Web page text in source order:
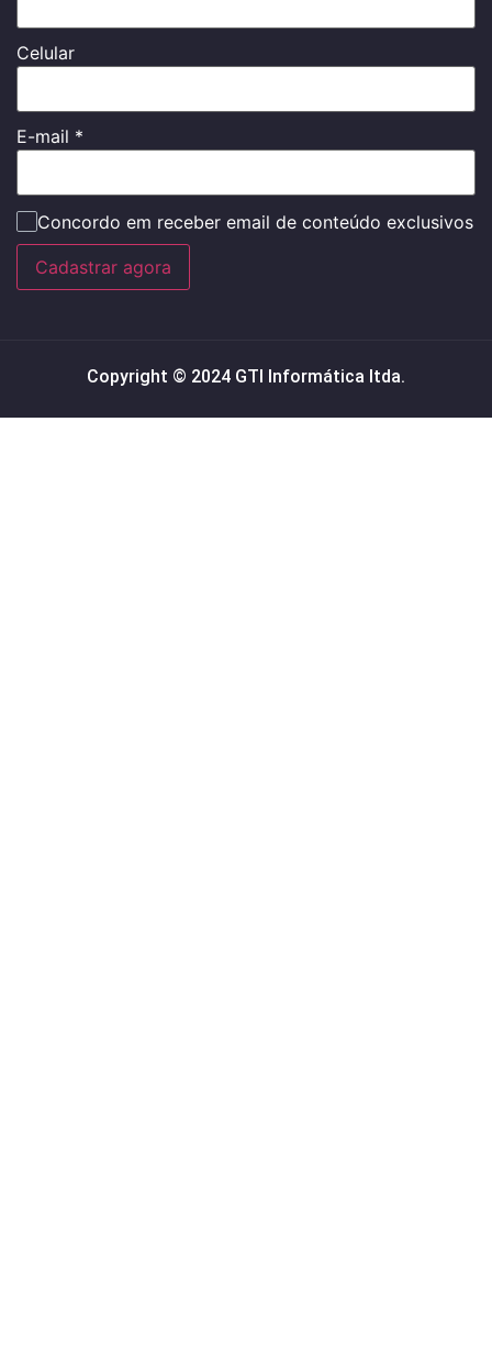
Celular
E-mail *
Concordo em receber email de conteúdo exclusivos
Cadastrar agora
Copyright © 2024 GTI Informática ltda.